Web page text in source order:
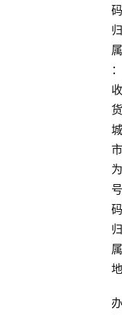
码
归
属
：
收
货
城
市
为
号
码
归
属
地
办